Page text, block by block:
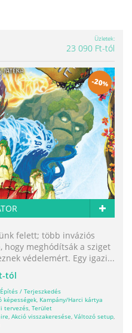
Üzletek
23 090 Ft-tól
-20%
felett; több inváziós
meghódítsák a sziget
védelemért. Egy igazi...
tól
Építés / Terjeszkedés
képességek Kampány/Harci kártya
tervezés Terület
Akció visszakeresése Változó setup